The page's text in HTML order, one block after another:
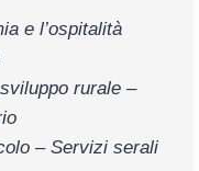
e l’ospitalità
rurale –
– Servizi serali